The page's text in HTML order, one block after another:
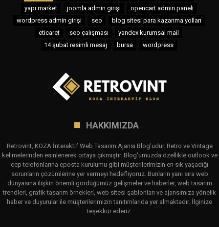
yapı market
joomla admin girişi
opencart admin paneli
wordpress admin girişi
seo
blog sitesi para kazanma yolları
eticaret
seo çalışması
yandex kurumsal mail
14 şubat resimli mesaj
bursa wordpress
HAKKIMIZDA
Retrovint, KOZA İnteraktif Web Tasarım Ajansı Blog'udur. Retro ve Vintage
kelimelerinden esinlenerek ortaya çıkmıştır. Blog'umuzda özellikle outlook ve
cep telefonlarına eposta kurulumu gibi müşterilerimizin en sık yaşadığı
sorunların çözümlerine yer vermeyi hedefliyoruz. Bunların yanı sıra web
dünyasına ilişkin önemli gördüğümüz gelişmeler ve haberler, web tasarım
trendleri, grafik tasarım örnekleri, web sitesi şablonları ve ajansımıza yönelik
haber ve duyurular ile müşterilerimizin tanıtımlarıda yer almaktadır. İlginize
teşekkür ederiz.